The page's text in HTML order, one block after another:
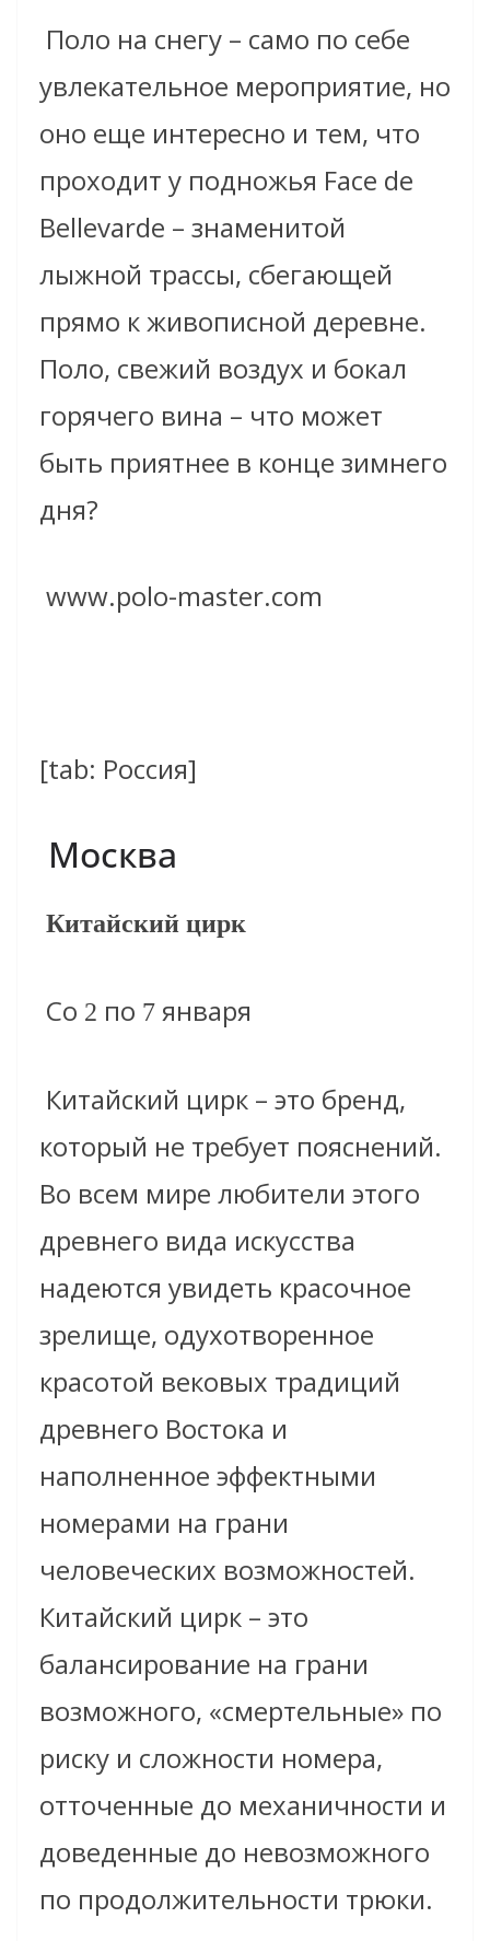
Поло на снегу – само по себе
увлекательное мероприятие, но
оно еще интересно и тем, что
проходит у подножья Face de
Bellevarde – знаменитой
лыжной трассы, сбегающей
прямо к живописной деревне.
Поло, свежий воздух и бокал
горячего вина – что может
быть приятнее в конце зимнего
дня?
www.polo-master.com
[tab: Россия]
Москва
Китайский цирк
Со 2 по 7 января
Китайский цирк – это бренд,
который не требует пояснений.
Во всем мире любители этого
древнего вида искусства
надеются увидеть красочное
зрелище, одухотворенное
красотой вековых традиций
древнего Востока и
наполненное эффектными
номерами на грани
человеческих возможностей.
Китайский цирк – это
балансирование на грани
возможного, «смертельные» по
риску и сложности номера,
отточенные до механичности и
доведенные до невозможного
по продолжительности трюки.